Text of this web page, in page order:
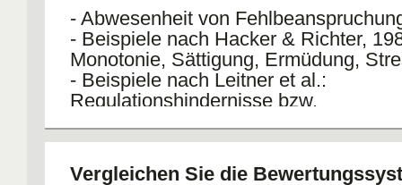
- Abwesenheit von
- Beispiele nach Hacker & Richter,
Monotonie, Sättigung, Ermüdung,
- Beispiele nach Leitner et al.:
Regulationshindernisse bzw.
Vergleichen Sie die